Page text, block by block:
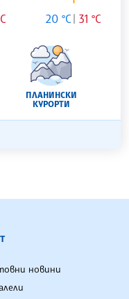
20 °C 31 °C
ПЛАНИНСКИ
КУРОРТИ
АГЕНЦИЯ
новини